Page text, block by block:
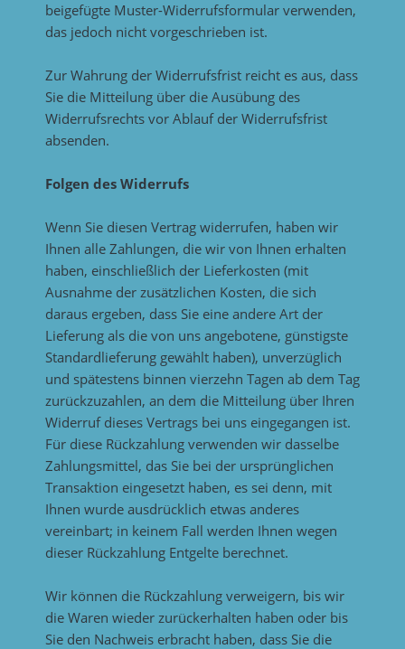
beigefügte Muster-Widerrufsformular verwenden,
das jedoch nicht vorgeschrieben ist.
Zur Wahrung der Widerrufsfrist reicht es aus, dass
Sie die Mitteilung über die Ausübung des
Widerrufsrechts vor Ablauf der Widerrufsfrist
absenden.
Folgen des Widerrufs
Wenn Sie diesen Vertrag widerrufen, haben wir
Ihnen alle Zahlungen, die wir von Ihnen erhalten
haben, einschließlich der Lieferkosten (mit
Ausnahme der zusätzlichen Kosten, die sich
daraus ergeben, dass Sie eine andere Art der
Lieferung als die von uns angebotene, günstigste
Standardlieferung gewählt haben), unverzüglich
und spätestens binnen vierzehn Tagen ab dem Tag
zurückzuzahlen, an dem die Mitteilung über Ihren
Widerruf dieses Vertrags bei uns eingegangen ist.
Für diese Rückzahlung verwenden wir dasselbe
Zahlungsmittel, das Sie bei der ursprünglichen
Transaktion eingesetzt haben, es sei denn, mit
Ihnen wurde ausdrücklich etwas anderes
vereinbart; in keinem Fall werden Ihnen wegen
dieser Rückzahlung Entgelte berechnet.
Wir können die Rückzahlung verweigern, bis wir
die Waren wieder zurückerhalten haben oder bis
Sie den Nachweis erbracht haben, dass Sie die